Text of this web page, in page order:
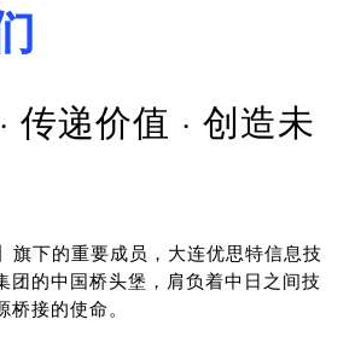
传递价值 · 创造未
旗下的重要成员，大连优思特信息技
团的中国桥头堡，肩负着中日之间技
接的使命。